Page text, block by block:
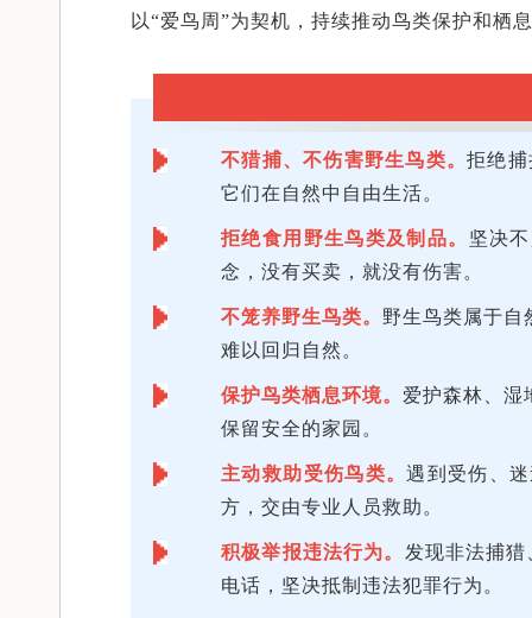
以“爱鸟周”为契机，持续推动鸟类保护和栖
不猎捕、不伤害野生鸟类。拒绝
它们在自然中自由生活。
拒绝食用野生鸟类及制品。 坚决
念，没有买卖，就没有伤害。
不笼养野生鸟类。 野生鸟类属于自
难以回归自然。
保护鸟类栖息环境。 爱护森林、湿
保留安全的家园。
主动救助受伤鸟类。遇到受伤、
方，交由专业人员救助。
积极举报违法行为。 发现非法捕
电话，坚决抵制违法犯罪行为。